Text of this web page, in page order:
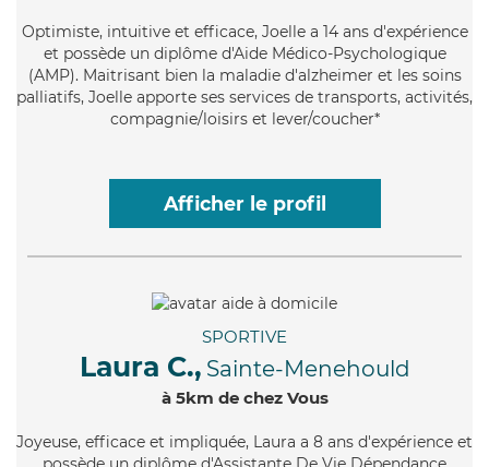
Optimiste, intuitive et efficace, Joelle a 14 ans d'expérience
et possède un diplôme d'Aide Médico-Psychologique
(AMP). Maitrisant bien la maladie d'alzheimer et les soins
palliatifs, Joelle apporte ses services de transports, activités,
compagnie/loisirs et lever/coucher*
Afficher le profil
SPORTIVE
Laura C., Sainte-Menehould
à 5km de chez Vous
Joyeuse, efficace et impliquée, Laura a 8 ans d'expérience et